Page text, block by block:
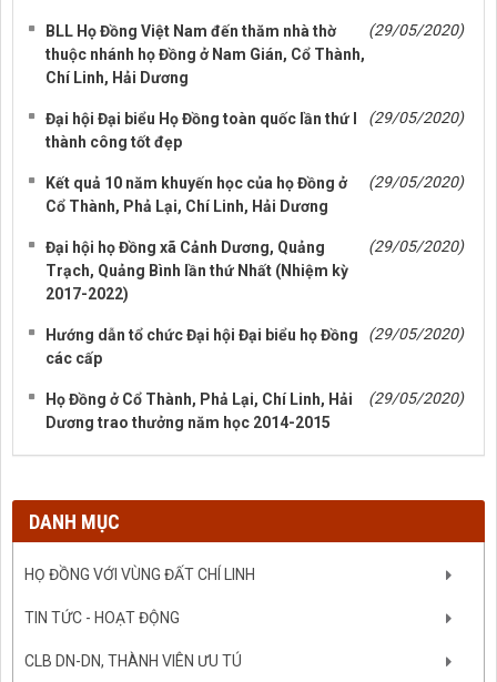
BLL Họ Đồng Việt Nam đến thăm nhà thờ
thuộc nhánh họ Đồng ở Nam Gián, Cổ Thành,
Chí Linh, Hải Dương
(29/05/2020)
Đại hội Đại biểu Họ Đồng toàn quốc lần thứ I
thành công tốt đẹp
(29/05/2020)
Kết quả 10 năm khuyến học của họ Đồng ở
Cổ Thành, Phả Lại, Chí Linh, Hải Dương
(29/05/2020)
Đại hội họ Đồng xã Cảnh Dương, Quảng
Trạch, Quảng Bình lần thứ Nhất (Nhiệm kỳ
2017-2022)
(29/05/2020)
Hướng dẫn tổ chức Đại hội Đại biểu họ Đồng
các cấp
(29/05/2020)
Họ Đồng ở Cổ Thành, Phả Lại, Chí Linh, Hải
Dương trao thưởng năm học 2014-2015
(29/05/2020)
DANH MỤC
HỌ ĐỒNG VỚI VÙNG ĐẤT CHÍ LINH
TIN TỨC - HOẠT ĐỘNG
CLB DN-DN, THÀNH VIÊN ƯU TÚ